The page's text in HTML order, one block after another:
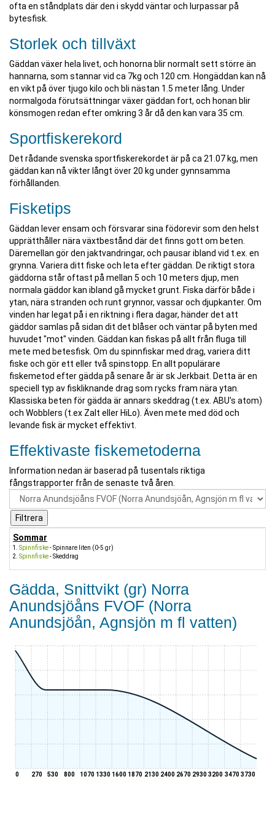
ofta en ståndplats där den i skydd väntar och lurpassar på
bytesfisk.
Storlek och tillväxt
Gäddan växer hela livet, och honorna blir normalt sett större än
hannarna, som stannar vid ca 7kg och 120 cm. Hongäddan kan nå
en vikt på över tjugo kilo och bli nästan 1.5 meter lång. Under
normalgoda förutsättningar växer gäddan fort, och honan blir
könsmogen redan efter omkring 3 år då den kan vara 35 cm.
Sportfiskerekord
Det rådande svenska sportfiskerekordet är på ca 21.07 kg, men
gäddan kan nå vikter långt över 20 kg under gynnsamma
förhållanden.
Fisketips
Gäddan lever ensam och försvarar sina födorevir som den helst
upprätthåller nära växtbestånd där det finns gott om beten.
Däremellan gör den jaktvandringar, och pausar ibland vid t.ex. en
grynna. Variera ditt fiske och leta efter gäddan. De riktigt stora
gäddorna står oftast på mellan 5 och 10 meters djup, men
normala gäddor kan ibland gå mycket grunt. Fiska därför både i
ytan, nära stranden och runt grynnor, vassar och djupkanter. Om
vinden har legat på i en riktning i flera dagar, händer det att
gäddor samlas på sidan dit det blåser och väntar på byten med
huvudet "mot" vinden. Gäddan kan fiskas på allt från fluga till
mete med betesfisk. Om du spinnfiskar med drag, variera ditt
fiske och gör ett eller två spinstopp. En allt populärare
fiskemetod efter gädda på senare år är sk Jerkbait. Detta är en
speciell typ av fiskliknande drag som rycks fram nära ytan.
Klassiska beten för gädda är annars skeddrag (t.ex. ABU's atom)
och Wobblers (t.ex Zalt eller HiLo). Även mete med död och
levande fisk är mycket effektivt.
Effektivaste fiskemetoderna
Information nedan är baserad på tusentals riktiga
fångstrapporter från de senaste två åren.
Sommar
Spinnfiske- Spinnare liten (0-5 gr)
Spinnfiske- Skeddrag
Gädda, Snittvikt (gr) Norra
Anundsjöåns FVOF (Norra
Anundsjöån, Agnsjön m fl vatten)
0 270 530 800 1070 1330 1600 1870 2130 2400 2670 29303200 34703730